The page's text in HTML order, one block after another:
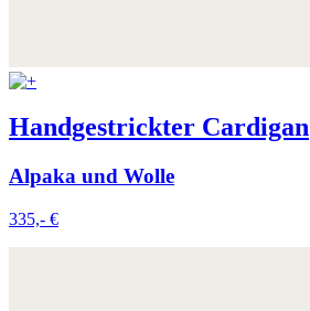
Handgestrickter Cardigan
Alpaka und Wolle
335,- €